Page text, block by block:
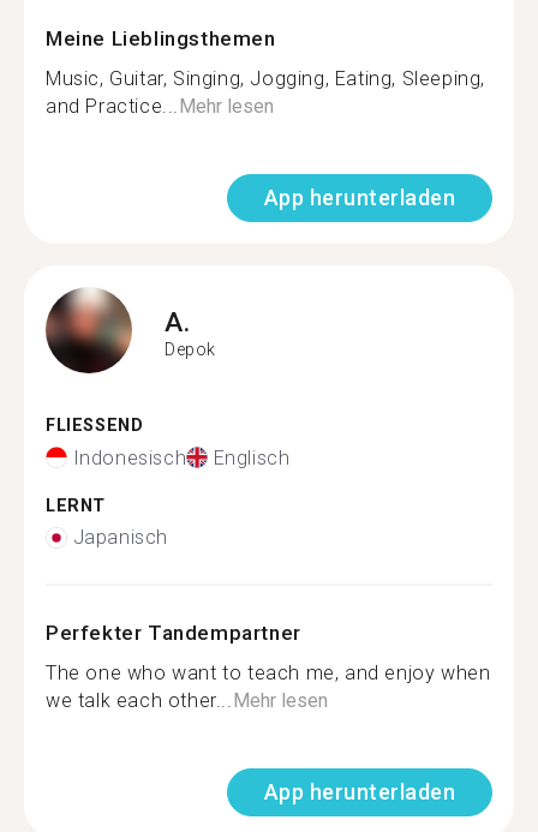
Meine Lieblingsthemen
Music, Guitar, Singing, Jogging, Eating, Sleeping,
and Practice...Mehr lesen
App herunterladen
A.
Depok
FLIESSEND
Indonesisch Englisch
LERNT
Japanisch
Perfekter Tandempartner
The one who want to teach me, and enjoy when
we talk each other...Mehr lesen
App herunterladen